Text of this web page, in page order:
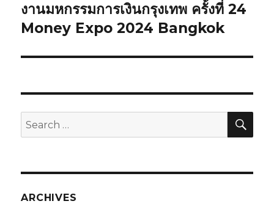
งานมหกรรมการเงินกรุงเทพ ครั้งที่ 24
Money Expo 2024 Bangkok
Search
for:
ARCHIVES